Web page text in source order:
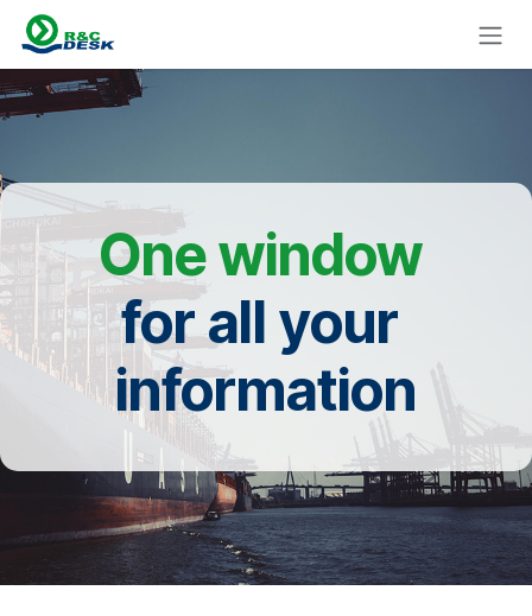
Overslaan naar inhoud
One window
for all your
information